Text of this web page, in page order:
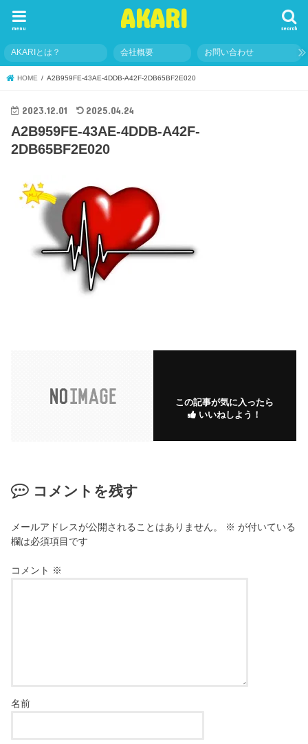
AKARI search
menu
AKARIとは？ 会社概要 お問い合わせ
HOME A2B959FE-43AE-4DDB-A42F-2DB65BF2E020
2023.12.01 2025.04.24
A2B959FE-43AE-4DDB-A42F-
2DB65BF2E020
この記事が気に入ったら
いいねしよう！
コメントを残す
メールアドレスが公開されることはありません。 ※ が付いている
欄は必須項目です
コメント ※
名前